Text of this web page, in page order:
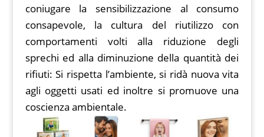
coniugare la sensibilizzazione al consumo
consapevole, la cultura del riutilizzo con
comportamenti volti alla riduzione degli
sprechi ed alla diminuzione della quantità dei
rifiuti: Si rispetta l’ambiente, si ridà nuova vita
agli oggetti usati ed inoltre si promuove una
coscienza ambientale.